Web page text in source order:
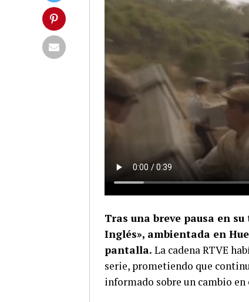
Tras una breve pausa en
Inglés», ambientada en
pantalla. La cadena RTVE
serie, prometiendo que
informado sobre un cambio